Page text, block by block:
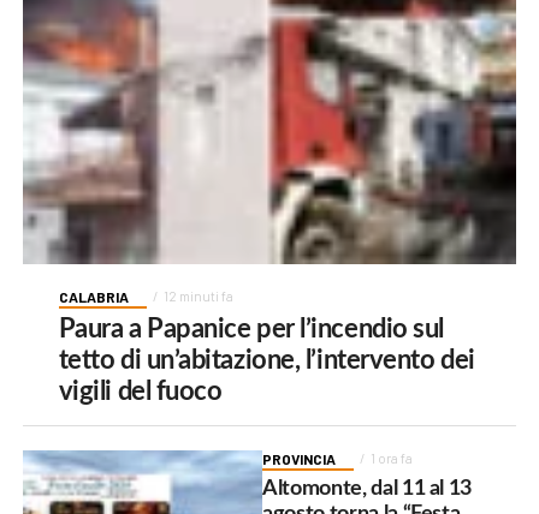
CALABRIA 12 minuti fa
Paura a Papanice per l’incendio sul
tetto di un’abitazione, l’intervento dei
vigili del fuoco
PROVINCIA 1 ora fa
Altomonte, dal 11 al 13